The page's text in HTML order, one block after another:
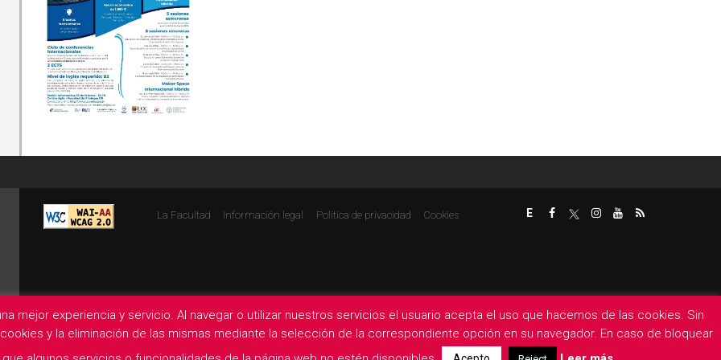
La Facultad Información legal Politica de privacidad Cookies E
mejor experiencia y servicio. Al navegar o utilizar nuestros servicios el usuario acepta el uso que hacemos de las cookies. Sin
y la eliminación de las mismas mediante la selección de la correspondiente opción en su navegador. En caso de bloquear